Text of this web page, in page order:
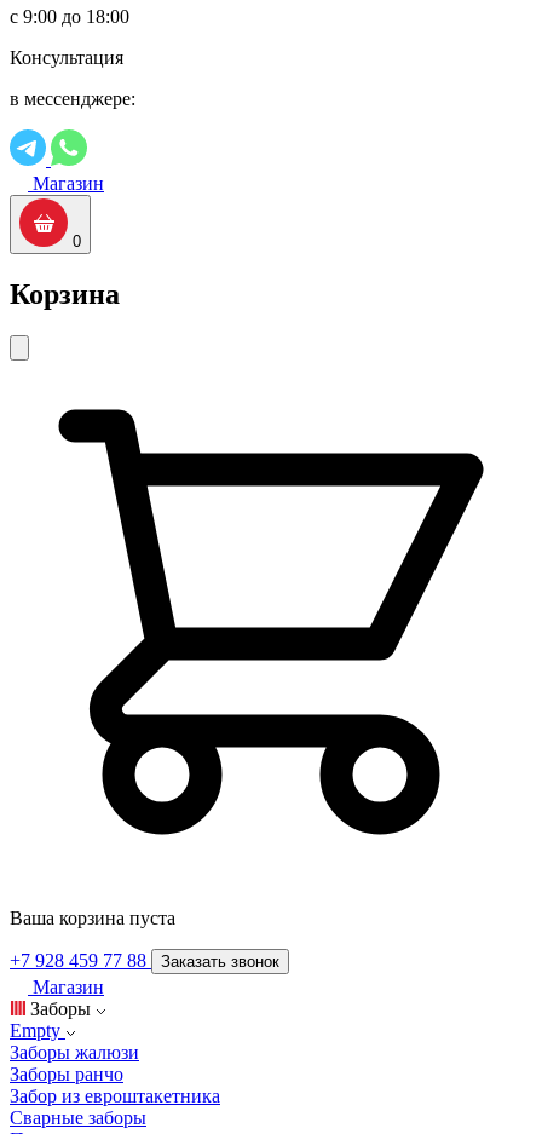
с 9:00 до 18:00
Консультация
в мессенджере:
Магазин
0
Корзина
Ваша корзина пуста
+7 928 459 77 88 Заказать звонок
Магазин
Заборы
Empty
Заборы жалюзи
Заборы ранчо
Забор из евроштакетника
Сварные заборы